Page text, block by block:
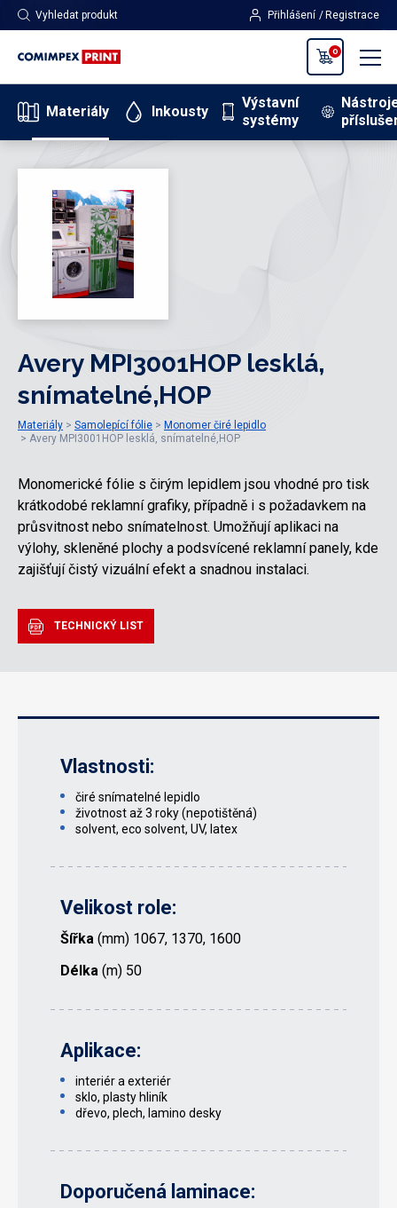
Vyhledat produkt Přihlášení Registrace
0
Materiály Inkousty
Výstavní
systémy
Avery MPI3001HOP lesklá,
snímatelné,HOP
Materiály Samolepící fólie
Monomer čiré lepidlo
Avery MPI3001HOP lesklá, snímatelné,HOP
Monomerické fólie s čirým lepidlem jsou vhodné pro tisk
krátkodobé reklamní grafiky, případně i s požadavkem na
průsvitnost nebo snímatelnost. Umožňují aplikaci na
výlohy, skleněné plochy a podsvícené reklamní panely, kde
zajišťují čistý vizuální efekt a snadnou instalaci.
TECHNICKÝ LIST
Vlastnosti:
čiré snímatelné lepidlo
životnost až 3 roky (nepotištěná)
solvent, eco solvent, UV, latex
Velikost role:
Šířka (mm) 1067, 1370, 1600
Délka (m) 50
Aplikace:
interiér a exteriér
sklo, plasty hliník
dřevo, plech, lamino desky
Doporučená laminace: